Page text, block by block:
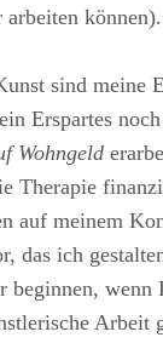
können).
sind meine
Erspartes
Wohngeld
Therapie
auf meinem
das ich
beginnen, wenn
Arbeit